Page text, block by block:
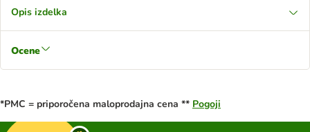
Opis izdelka
Ocene
*PMC = priporočena maloprodajna cena ** Pogoji